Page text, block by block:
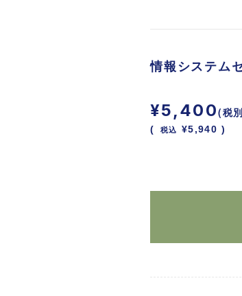
情報システム
¥5,400(税
( 税込 ¥5,940 )